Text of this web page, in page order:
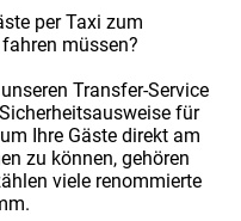
per Taxi zum
müssen?
Transfer-Service
für
Ihre Gäste direkt am
zu können, gehören
viele renommierte